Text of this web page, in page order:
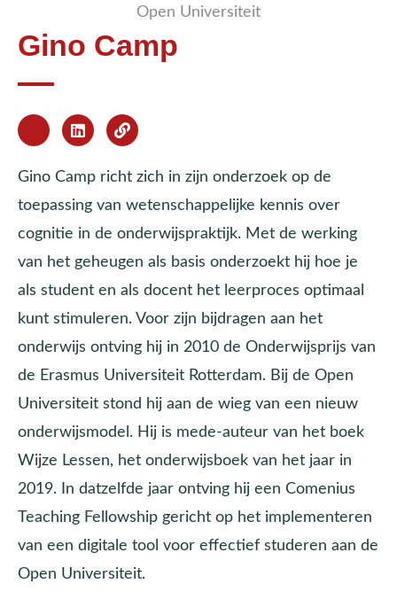
Open Universiteit
Gino Camp
Gino Camp richt zich in zijn onderzoek op de
toepassing van wetenschappelijke kennis over
cognitie in de onderwijspraktijk. Met de werking
van het geheugen als basis onderzoekt hij hoe je
als student en als docent het leerproces optimaal
kunt stimuleren. Voor zijn bijdragen aan het
onderwijs ontving hij in 2010 de Onderwijsprijs van
de Erasmus Universiteit Rotterdam. Bij de Open
Universiteit stond hij aan de wieg van een nieuw
onderwijsmodel. Hij is mede-auteur van het boek
Wijze Lessen, het onderwijsboek van het jaar in
2019. In datzelfde jaar ontving hij een Comenius
Teaching Fellowship gericht op het implementeren
van een digitale tool voor effectief studeren aan de
Open Universiteit.